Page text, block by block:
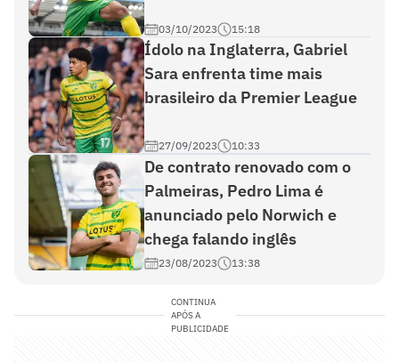
03/10/2023 15:18
Ídolo na Inglaterra, Gabriel
Sara enfrenta time mais
brasileiro da Premier League
27/09/2023 10:33
De contrato renovado com o
Palmeiras, Pedro Lima é
anunciado pelo Norwich e
chega falando inglês
23/08/2023 13:38
CONTINUA
APÓS A
PUBLICIDADE